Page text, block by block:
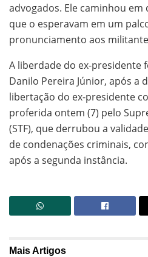
advogados. Ele caminhou
que o esperavam em um
pronunciamento aos
A liberdade do ex-presidente
Danilo Pereira Júnior, após a
libertação do ex-presidente
proferida ontem (7) pelo
(STF), que derrubou a
de condenações criminais,
após a segunda instância.
MaisArtigos